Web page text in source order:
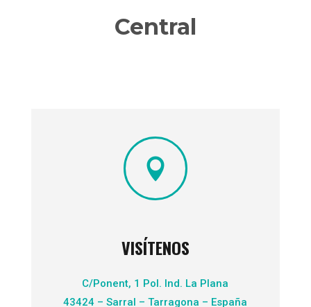
Central

VISÍTENOS
C/Ponent, 1 Pol. Ind. La Plana
43424 – Sarral – Tarragona – España